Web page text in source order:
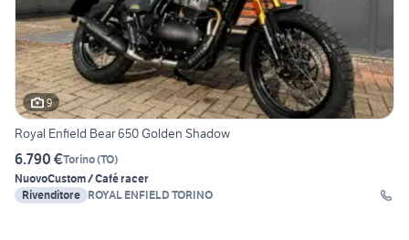
9
Royal Enfield Bear 650 Golden Shadow
6.790 €Torino(TO)
NuovoCustom / Café racer
Rivenditore ROYAL ENFIELD TORINO